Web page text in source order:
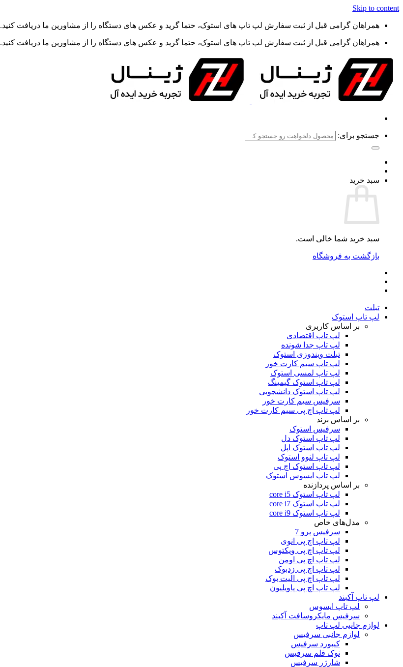
Skip to content
همراهان گرامی قبل از ثبت سفارش لپ تاپ های استوک، حتما گرید و عکس های دستگاه را از مشاورین ما دریافت کنید.
همراهان گرامی قبل از ثبت سفارش لپ تاپ های استوک، حتما گرید و عکس های دستگاه را از مشاورین ما دریافت کنید.
جستجو برای:
سبد خرید
سبد خرید شما خالی است.
بازگشت به فروشگاه
تبلت
لپ تاپ استوک
بر اساس کاربری
لپ تاپ اقتصادی
لپ تاپ جدا شونده
تبلت ویندوزی استوک
لپ تاپ سیم کارت خور
لپ تاپ لمسی استوک
لپ تاپ استوک گیمینگ
لپ تاپ استوک دانشجویی
سرفیس سیم کارت خور
لپ تاپ اچ پی سیم کارت خور
بر اساس برند
سرفیس استوک
لپ تاپ استوک دل
لپ تاپ استوک اپل
لپ تاپ لنوو استوک
لپ تاپ استوک اچ پی
لپ تاپ ایسوس استوک
بر اساس پردازنده
لپ تاپ استوک core i5
لپ تاپ استوک core i7
لپ تاپ استوک core i9
مدل‌های خاص
سرفیس پرو 7
لپ تاپ اچ پی انوی
لپ تاپ اچ پی ویکتوس
لپ تاپ اچ پی اومن
لپ تاپ اچ پی زدبوک
لپ تاپ اچ پی الیت بوک
لپ تاپ اچ پی پاویلیون
لپ تاپ آکبند
لپ تاپ ایسوس
سرفیس مایکروسافت آکبند
لوازم جانبی لپ تاپ
لوازم جانبی سرفیس
کیبورد سرفیس
نوک قلم سرفیس
شارژر سرفیس